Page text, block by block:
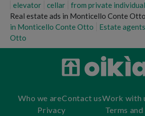
elevator
cellar
from private
Real estate ads in Monticello Conte
in Monticello Conte Otto
Estate
Otto
Who we areContact usWork with
Privacy
Terms